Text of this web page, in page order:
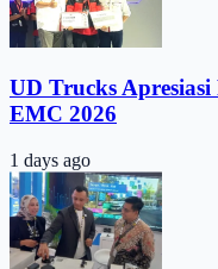
UD Trucks
EMC 2026
1 days ago